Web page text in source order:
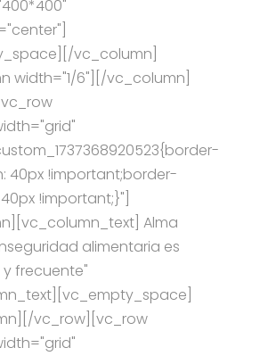
vc_column]
width="1/6"][/vc_column]
40px !important;border-
!important;}"]
Alma
alimentaria es
y frecuente"
vc_row][vc_row